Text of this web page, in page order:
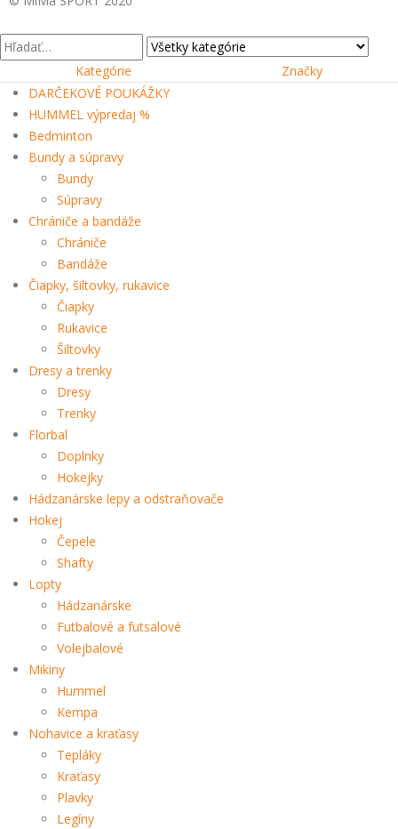
Kategórie
Značky
DARČEKOVÉ POUKÁŽKY
HUMMEL výpredaj %
Bedminton
Bundy a súpravy
Bundy
Súpravy
Chrániče a bandáže
Chrániče
Bandáže
Čiapky, šiltovky, rukavice
Čiapky
Rukavice
Šiltovky
Dresy a trenky
Dresy
Trenky
Florbal
Doplnky
Hokejky
Hádzanárske lepy a odstraňovače
Hokej
Čepele
Shafty
Lopty
Hádzanárske
Futbalové a futsalové
Volejbalové
Mikiny
Hummel
Kempa
Nohavice a kraťasy
Tepláky
Kraťasy
Plavky
Legíny